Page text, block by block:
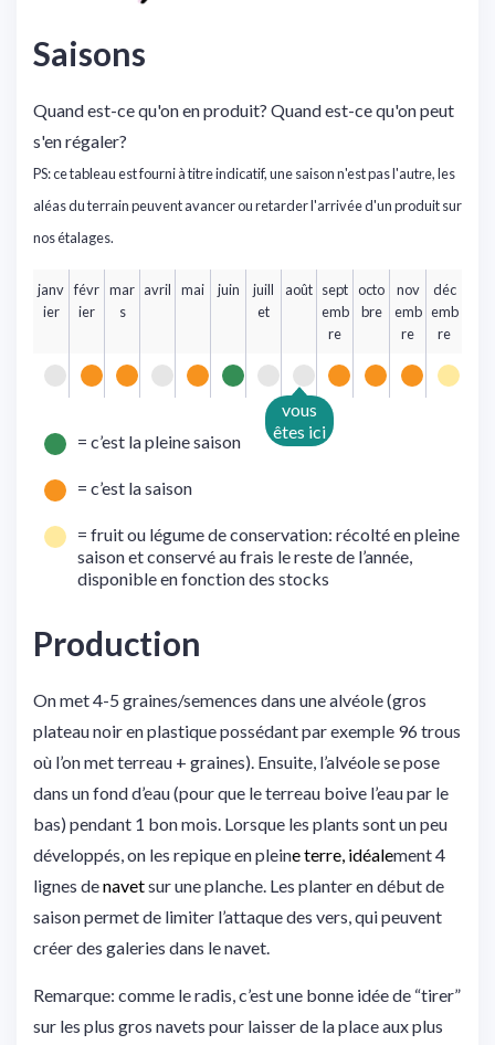
Saisons
Quand est-ce qu'on en produit? Quand est-ce qu'on peut
s'en régaler?
PS: ce tableau est fourni à titre indicatif, une saison n'est pas l'autre, les
aléas du terrain peuvent avancer ou retarder l'arrivée d'un produit sur
nos étalages.
janv
ier
févr
ier
mar
s
avril mai juin
juill
et
août sept
emb
re
octo
bre
nov
emb
re
déc
emb
re
= c’est la pleine saison
= c’est la saison
= fruit ou légume de conservation: récolté en pleine
saison et conservé au frais le reste de l’année,
disponible en fonction des stocks
Production
On met 4-5 graines/semences dans une alvéole (gros
plateau noir en plastique possédant par exemple 96 trous
où l’on met terreau + graines). Ensuite, l’alvéole se pose
dans un fond d’eau (pour que le terreau boive l’eau par le
bas) pendant 1 bon mois. Lorsque les plants sont un peu
développés, on les repique en pleine terre, idéalement 4
lignes denavetsur une planche. Les planter en début de
saison permet de limiter l’attaque des vers, qui peuvent
créer des galeries dans le navet.
Remarque: comme le radis, c’est une bonne idée de “tirer”
sur les plus gros navets pour laisser de la place aux plus